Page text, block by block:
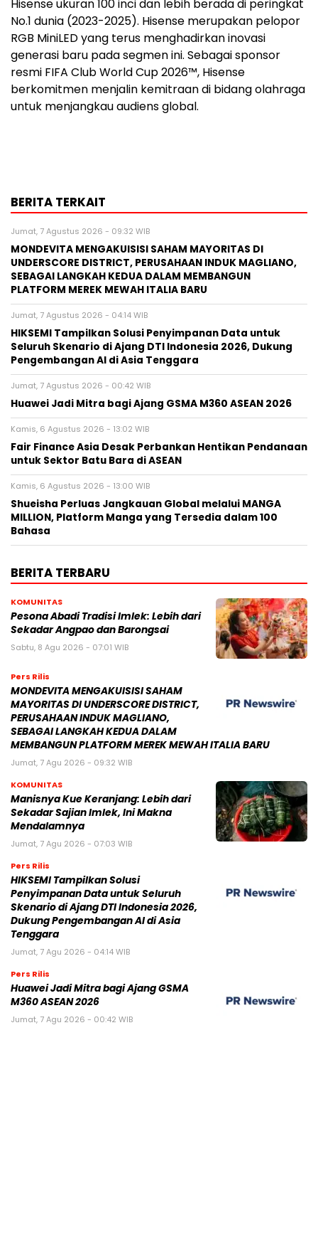
Hisense ukuran 100 inci dan lebih berada di peringkat
No.1 dunia (2023-2025). Hisense merupakan pelopor
RGB MiniLED yang terus menghadirkan inovasi
generasi baru pada segmen ini. Sebagai sponsor
resmi FIFA Club World Cup 2026™, Hisense
berkomitmen menjalin kemitraan di bidang olahraga
untuk menjangkau audiens global.
BERITA TERKAIT
Jumat, 7 Agustus 2026 - 09:32 WIB
MONDEVITA MENGAKUISISI SAHAM MAYORITAS DI
UNDERSCORE DISTRICT, PERUSAHAAN INDUK MAGLIANO,
SEBAGAI LANGKAH KEDUA DALAM MEMBANGUN
PLATFORM MEREK MEWAH ITALIA BARU
Jumat, 7 Agustus 2026 - 04:14 WIB
HIKSEMI Tampilkan Solusi Penyimpanan Data untuk
Seluruh Skenario di Ajang DTI Indonesia 2026, Dukung
Pengembangan AI di Asia Tenggara
Jumat, 7 Agustus 2026 - 00:42 WIB
Huawei Jadi Mitra bagi Ajang GSMA M360 ASEAN 2026
Kamis, 6 Agustus 2026 - 13:02 WIB
Fair Finance Asia Desak Perbankan Hentikan Pendanaan
untuk Sektor Batu Bara di ASEAN
Kamis, 6 Agustus 2026 - 13:00 WIB
Shueisha Perluas Jangkauan Global melalui MANGA
MILLION, Platform Manga yang Tersedia dalam 100
Bahasa
BERITA TERBARU
KOMUNITAS
Pesona Abadi Tradisi Imlek: Lebih dari
Sekadar Angpao dan Barongsai
Sabtu, 8 Agu 2026 - 07:01 WIB
Pers Rilis
MONDEVITA MENGAKUISISI SAHAM
MAYORITAS DI UNDERSCORE DISTRICT,
PERUSAHAAN INDUK MAGLIANO,
SEBAGAI LANGKAH KEDUA DALAM
MEMBANGUN PLATFORM MEREK MEWAH ITALIA BARU
Jumat, 7 Agu 2026 - 09:32 WIB
KOMUNITAS
Manisnya Kue Keranjang: Lebih dari
Sekadar Sajian Imlek, Ini Makna
Mendalamnya
Jumat, 7 Agu 2026 - 07:03 WIB
Pers Rilis
HIKSEMI Tampilkan Solusi
Penyimpanan Data untuk Seluruh
Skenario di Ajang DTI Indonesia 2026,
Dukung Pengembangan AI di Asia
Tenggara
Jumat, 7 Agu 2026 - 04:14 WIB
Pers Rilis
Huawei Jadi Mitra bagi Ajang GSMA
M360 ASEAN 2026
Jumat, 7 Agu 2026 - 00:42 WIB